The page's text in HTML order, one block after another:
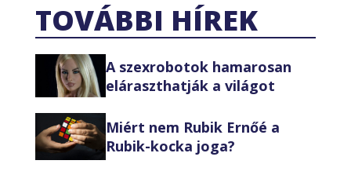
TOVÁBBI HÍREK
A szexrobotok hamarosan
eláraszthatják a világot
Miért nem Rubik Ernőé a
Rubik-kocka joga?